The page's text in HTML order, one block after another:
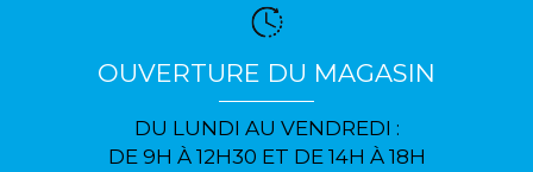
OUVERTURE DU MAGASIN
DU LUNDI AU VENDREDI :
DE 9H À 12H30 ET DE 14H À 18H